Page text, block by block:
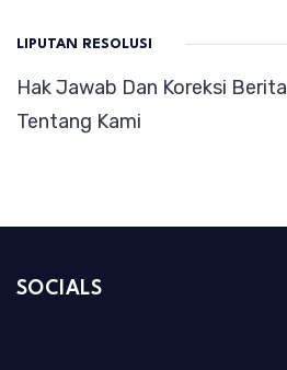
LIPUTAN RESOLUSI
Hak Jawab Dan Koreksi Berita
Tentang Kami
SOCIALS